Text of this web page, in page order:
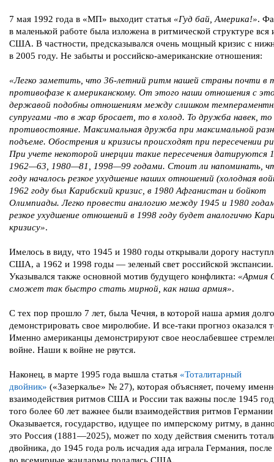
7 мая 1992 года в «МП» выходит статья «Гуд бай, Америка!».
в маленькой работе была изложена в ритмической структуре вся
США. В частности, предсказывался очень мощный кризис с
в 2005 году. Не забыты и российско-американские отношения:
«Легко заметить, что 36-летний ритм нашей страны почти в
противофазе к американскому. От этого наши отношения с
державой подобны отношениям между слишком
супругами -то в жар бросает, то в холод. То дружба навек, то
противостояние. Максимальная дружба при максимальной
подъеме. Обострения и кризисы происходят при пересечении
При учете некоторой инерции такие пересечения датируются
1962—63, 1980—81, 1998—99 годами. Стоит ли напоминать,
году началось резкое ухудшение наших отношений (холодная
1962 году был Карибский кризис, в 1980 Афганистан и бойкот
Олимпиады. Легко провести аналогию между 1945 и 1980
резкое ухудшение отношений в 1998 году будет аналогично
кризису».
Имелось в виду, что 1945 и 1980 годы открывали дорогу
США, а 1962 и 1998 годы — зеленый свет российской экспансии.
Указывался также основной мотив будущего конфликта: «Армия
сможет так быстро стать мирной, как наша армия».
С тех пор прошло 7 лет, была Чечня, в которой наша армия
демонстрировать свое миролюбие. И все-таки прогноз оказался
Именно американцы демонстрируют свое неослабевшее
войне. Наши к войне не рвутся.
Наконец, в марте 1995 года вышла статья «Тоталитарный
двойник» («Зазеркалье» № 27), которая объясняет, почему
взаимодействия ритмов США и России так важны после 1945
того более 60 лет важнее были взаимодействия ритмов
Оказывается, государство, идущее по имперскому ритму, в
это Россия (1881—2025), может по ходу действия сменить
двойника, до 1945 года роль исчадия ада играла Германия,